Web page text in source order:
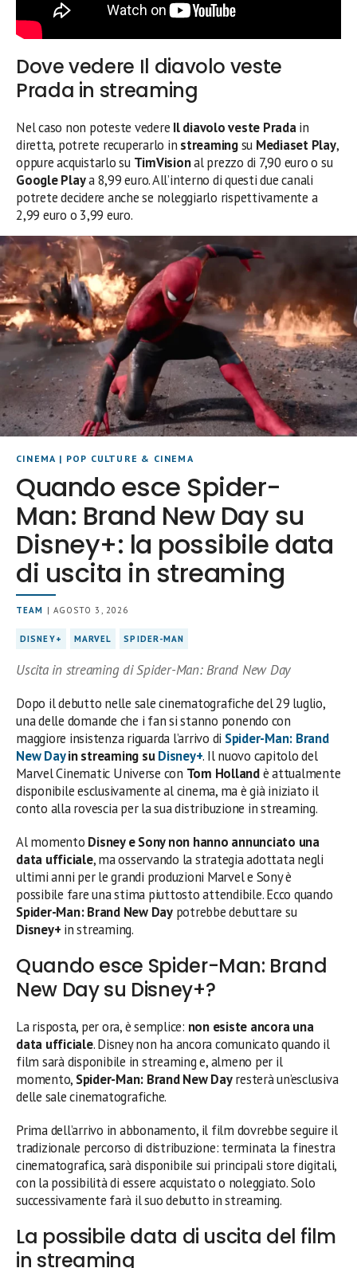
Dove vedere Il diavolo veste
Prada in streaming
Nel caso non poteste vedere Il diavolo veste Pradain
diretta, potrete recuperarlo in streamingsu Mediaset Play,
oppure acquistarlo su TimVisional prezzo di 7,90 euro o su
Google Playa 8,99 euro. All’interno di questi due canali
potrete decidere anche se noleggiarlo rispettivamente a
2,99 euro o 3,99 euro.
CINEMA | POP CULTURE & CINEMA
Quando esce Spider-
Man: Brand New Day su
Disney+: la possibile data
di uscita in streaming
TEAM | AGOSTO 3, 2026
DISNEY+ MARVEL SPIDER-MAN
Uscita in streaming di Spider-Man: Brand New Day
Dopo il debutto nelle sale cinematografiche del 29 luglio,
una delle domande che i fan si stanno ponendo con
maggiore insistenza riguarda l’arrivo di Spider-Man: Brand
New Dayin streaming suDisney+. Il nuovo capitolo del
Marvel Cinematic Universe con Tom Hollandè attualmente
disponibile esclusivamente al cinema, ma è già iniziato il
conto alla rovescia per la sua distribuzione in streaming.
Al momento Disney e Sony non hanno annunciato una
data ufficiale, ma osservando la strategia adottata negli
ultimi anni per le grandi produzioni Marvel e Sony è
possibile fare una stima piuttosto attendibile. Ecco quando
Spider-Man: Brand New Daypotrebbe debuttare su
Disney+ in streaming.
Quando esce Spider-Man: Brand
New Day su Disney+?
La risposta, per ora, è semplice: non esiste ancora una
data ufficiale. Disney non ha ancora comunicato quando il
film sarà disponibile in streaming e, almeno per il
momento, Spider-Man: Brand New Dayresterà un’esclusiva
delle sale cinematografiche.
Prima dell’arrivo in abbonamento, il film dovrebbe seguire il
tradizionale percorso di distribuzione: terminata la finestra
cinematografica, sarà disponibile sui principali store digitali,
con la possibilità di essere acquistato o noleggiato. Solo
successivamente farà il suo debutto in streaming.
La possibile data di uscita del film
in streaming